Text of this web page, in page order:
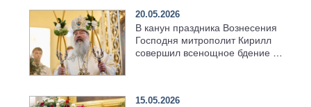
20.05.2026
В канун праздника Вознесения
Господня митрополит Кирилл
совершил всенощное бдение в
15.05.2026